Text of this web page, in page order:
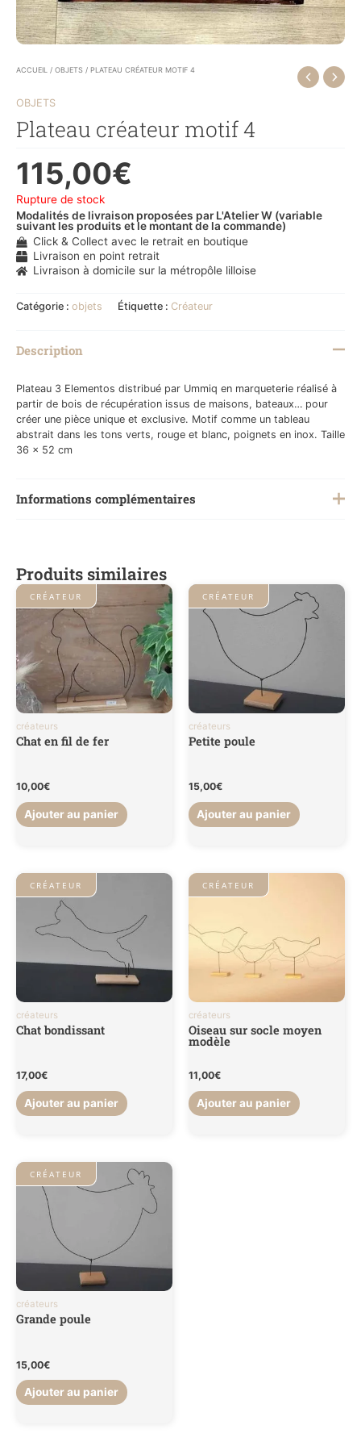
ACCUEIL / OBJETS / PLATEAU CRÉATEUR MOTIF 4
OBJETS
Plateau créateur motif 4
115,00€
Rupture de stock
Modalités de livraison proposées par L'Atelier W (variable
suivant les produits et le montant de la commande)
Click & Collect avec le retrait en boutique
Livraison en point retrait
Livraison à domicile sur la métropôle lilloise
Catégorie : objets Étiquette : Créateur
Description
Plateau 3 Elementos distribué par Ummiq en marqueterie réalisé à
partir de bois de récupération issus de maisons, bateaux… pour
créer une pièce unique et exclusive. Motif comme un tableau
abstrait dans les tons verts, rouge et blanc, poignets en inox. Taille
36 x 52 cm
Informations complémentaires
Créateurs UMMIQ
Collections Décoration
Produits similaires
CRÉATEUR
créateurs
Chat en fil de fer
10,00€
Ajouter au panier
CRÉATEUR
créateurs
Petite poule
15,00€
Ajouter au panier
CRÉATEUR
créateurs
Chat bondissant
17,00€
Ajouter au panier
CRÉATEUR
créateurs
Oiseau sur socle moyen
modèle
11,00€
Ajouter au panier
CRÉATEUR
créateurs
Grande poule
15,00€
Ajouter au panier